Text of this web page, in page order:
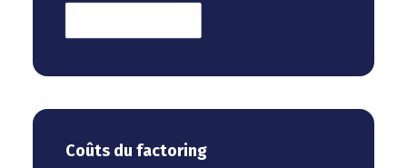
Coûts du factoring